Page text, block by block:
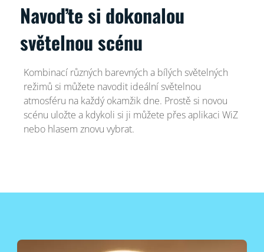
Navoďte si dokonalou
světelnou scénu
Kombinací různých barevných a bílých světelných
režimů si můžete navodit ideální světelnou
atmosféru na každý okamžik dne. Prostě si novou
scénu uložte a kdykoli si ji můžete přes aplikaci WiZ
nebo hlasem znovu vybrat.